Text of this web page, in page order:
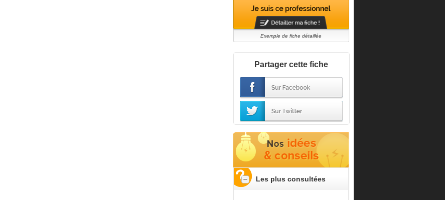
Exemple de fiche détaillée
Partager cette fiche
Les plus consultées